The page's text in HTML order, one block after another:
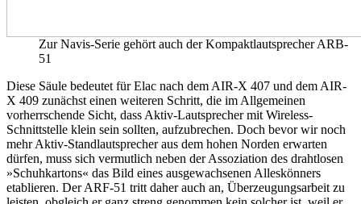
Zur Navis-Serie gehört auch der Kompaktlautsprecher ARB-
51
Diese Säule bedeutet für Elac nach dem AIR-X 407 und dem AIR-
X 409 zunächst einen weiteren Schritt, die im Allgemeinen
vorherrschende Sicht, dass Aktiv-Lautsprecher mit Wireless-
Schnittstelle klein sein sollten, aufzubrechen. Doch bevor wir noch
mehr Aktiv-Standlautsprecher aus dem hohen Norden erwarten
dürfen, muss sich vermutlich neben der Assoziation des drahtlosen
»Schuhkartons« das Bild eines ausgewachsenen Alleskönners
etablieren. Der ARF-51 tritt daher auch an, Überzeugungsarbeit zu